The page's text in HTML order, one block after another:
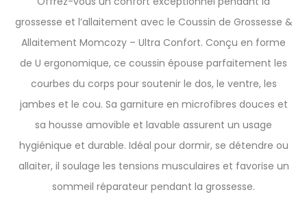
grossesse et l’allaitement avec le Coussin de Grossesse &
Allaitement Momcozy – Ultra Confort. Conçu en forme
de U ergonomique, ce coussin épouse parfaitement les
courbes du corps pour soutenir le dos, le ventre, les
jambes et le cou. Sa garniture en microfibres douces et
sa housse amovible et lavable assurent un usage
hygiénique et durable. Idéal pour dormir, se détendre ou
allaiter, il soulage les tensions musculaires et favorise un
sommeil réparateur pendant la grossesse.